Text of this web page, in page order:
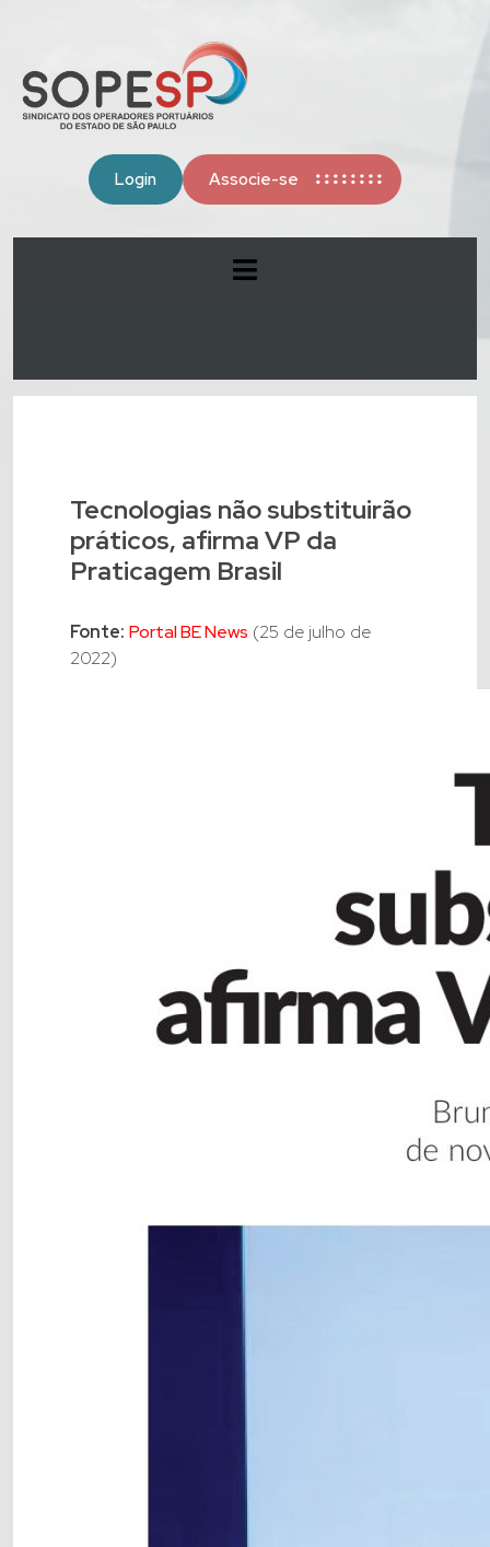
Login Associe-se
Tecnologias não substituirão
práticos, afirma VP da
Praticagem Brasil
Fonte: Portal BE News (25 de julho de
2022)